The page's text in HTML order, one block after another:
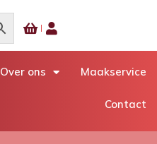
Over ons Maakservice
Contact